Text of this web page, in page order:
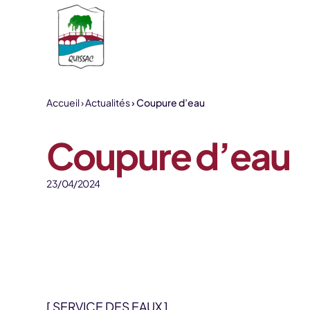
Aller au contenu
Accueil Actualités Coupure d’eau
Coupure d’eau
23/04/2024
[ SERVICE DES EAUX ]